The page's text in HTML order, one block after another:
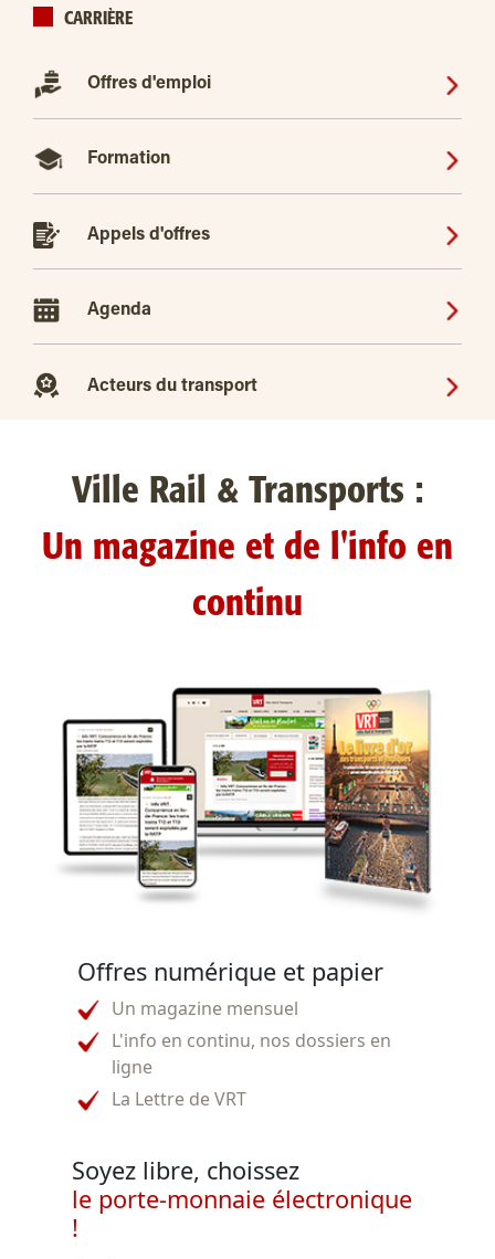
CARRIÈRE
Offres d'emploi
Formation
Appels d'offres
Agenda
Acteurs du transport
Ville Rail & Transports :
Un magazine et de l'info en
continu
Offres numérique et papier
Un magazine mensuel
L'info en continu, nos dossiers en
ligne
La Lettre de VRT
Soyez libre, choissez
le porte-monnaie électronique
!